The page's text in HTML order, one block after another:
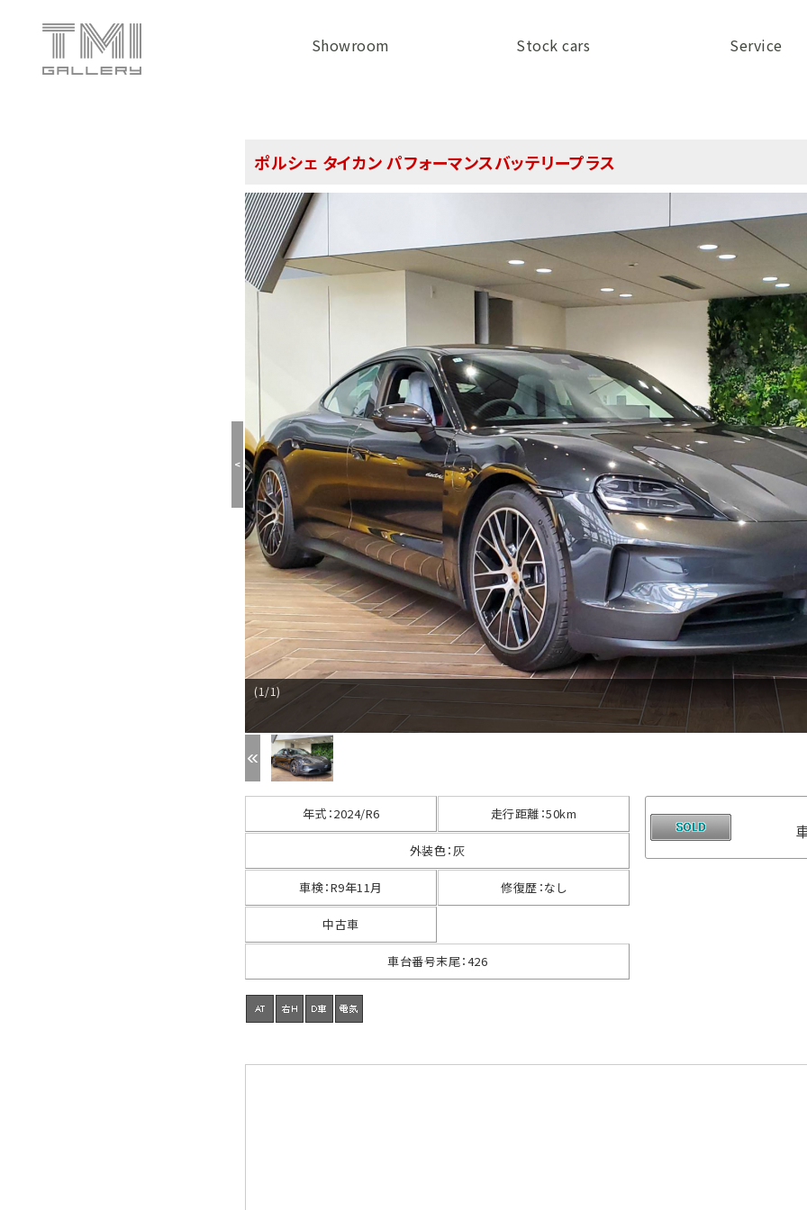
Showroom Stock cars Service
ポルシェ タイカン パフォーマンスバッテリープラス
<
(1/1)
年式 ：2024/R6 走行距離 ：50km
外装色：灰
車検：R9年11月 修復歴 ：なし
中古車
車台番号末尾：426